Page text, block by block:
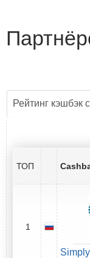
Рейтинг кэшбэк
ТОП
1